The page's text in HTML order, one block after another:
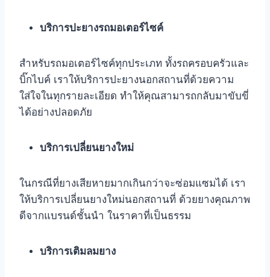
บริการปะยางรถมอเตอร์ไซค์
สำหรับรถมอเตอร์ไซค์ทุกประเภท ทั้งรถครอบครัวและ
บิ๊กไบค์ เราให้บริการปะยางนอกสถานที่ด้วยความ
ใส่ใจในทุกรายละเอียด ทำให้คุณสามารถกลับมาขับขี่
ได้อย่างปลอดภัย
บริการเปลี่ยนยางใหม่
ในกรณีที่ยางเสียหายมากเกินกว่าจะซ่อมแซมได้ เรา
ให้บริการเปลี่ยนยางใหม่นอกสถานที่ ด้วยยางคุณภาพ
ดีจากแบรนด์ชั้นนำ ในราคาที่เป็นธรรม
บริการเติมลมยาง